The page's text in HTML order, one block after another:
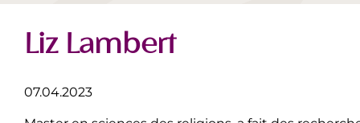
Liz Lambert
07.04.2023